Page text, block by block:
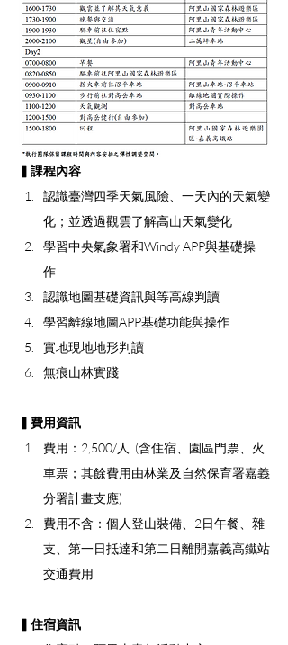
▍課程內容
認識臺灣四季天氣風險、一天內的天氣變
化；並透過觀雲了解高山天氣變化
學習中央氣象署和Windy APP與基礎操
作
認識地圖基礎資訊與等高線判讀
學習離線地圖APP基礎功能與操作
實地現地地形判讀
無痕山林實踐
▍費用資訊
費用：2,500/人  (含住宿、園區門票、火
車票；其餘費用由林業及自然保育署嘉義
分署計畫支應)
費用不含：個人登山裝備、2日午餐、雜
支、第一日抵達和第二日離開嘉義高鐵站
交通費用
▍住宿資訊